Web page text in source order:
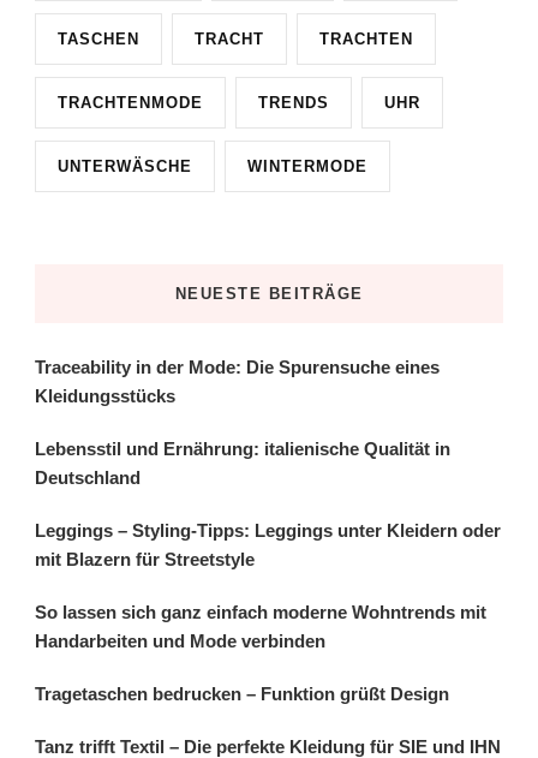
TASCHEN TRACHT TRACHTEN
TRACHTENMODE TRENDS UHR
UNTERWÄSCHE WINTERMODE
NEUESTE BEITRÄGE
Traceability in der Mode: Die Spurensuche eines
Kleidungsstücks
Lebensstil und Ernährung: italienische Qualität in
Deutschland
Leggings – Styling-Tipps: Leggings unter Kleidern oder
mit Blazern für Streetstyle
So lassen sich ganz einfach moderne Wohntrends mit
Handarbeiten und Mode verbinden
Tragetaschen bedrucken – Funktion grüßt Design
Tanz trifft Textil – Die perfekte Kleidung für SIE und IHN